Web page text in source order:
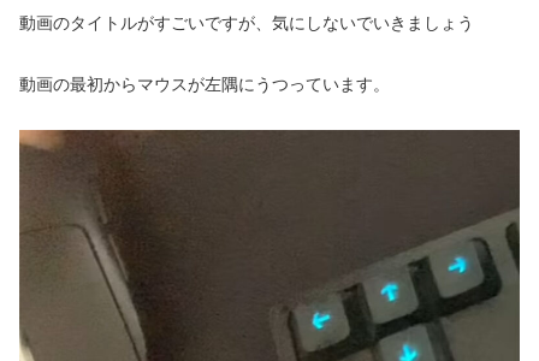
動画のタイトルがすごいですが、気にしないでいきましょう
動画の最初からマウスが左隅にうつっています。